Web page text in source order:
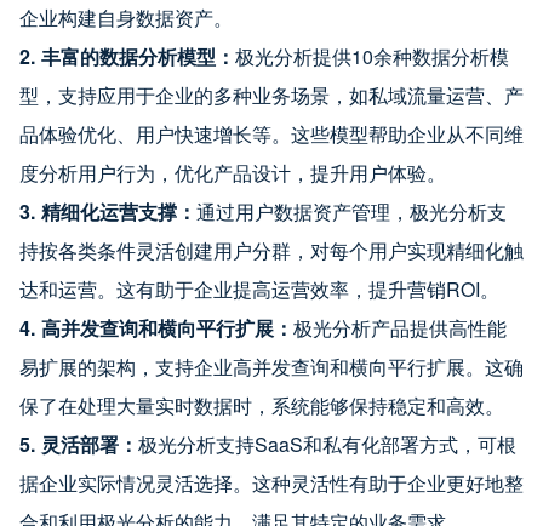
企业构建自身数据资产。
2. 丰富的数据分析模型： 极光分析提供10余种数据分析模
型，支持应用于企业的多种业务场景，如私域流量运营、产
品体验优化、用户快速增长等。这些模型帮助企业从不同维
度分析用户行为，优化产品设计，提升用户体验。
3. 精细化运营支撑： 通过用户数据资产管理，极光分析支
持按各类条件灵活创建用户分群，对每个用户实现精细化触
达和运营。这有助于企业提高运营效率，提升营销ROI。
4. 高并发查询和横向平行扩展： 极光分析产品提供高性能
易扩展的架构，支持企业高并发查询和横向平行扩展。这确
保了在处理大量实时数据时，系统能够保持稳定和高效。
5. 灵活部署： 极光分析支持SaaS和私有化部署方式，可根
据企业实际情况灵活选择。这种灵活性有助于企业更好地整